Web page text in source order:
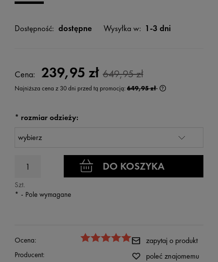
Dostępność: dostępne Wysyłka w: 1-3 dni
Cena: 239,95 zł 649,95 zł
Najniższa cena z 30 dni przed tą promocją: 649,95 zł
* rozmiar odzieży:
Szt.
DO KOSZYKA
* - Pole wymagane
Ocena:
Producent:
zapytaj o produkt
poleć znajomemu